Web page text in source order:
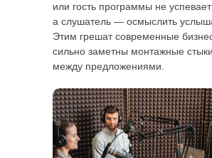
или гость программы не успевает
а слушатель — осмыслить
Этим грешат современные
сильно заметны монтажные
между предложениями.